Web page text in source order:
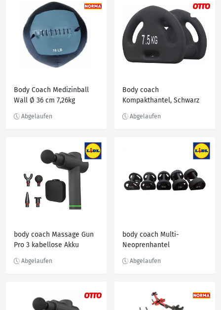
Body Coach Medizinball
Wall Ø 36 cm 7,26kg
Trainingsball soft
Body coach
Kompakthantel, Schwarz
body coach Massage Gun
Pro 3 kabellose Akku
Massagerät Ganzkörper
body coach Multi-
Neoprenhantel